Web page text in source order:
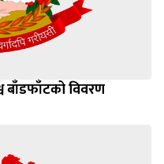
बाँडफाँटको विवरण